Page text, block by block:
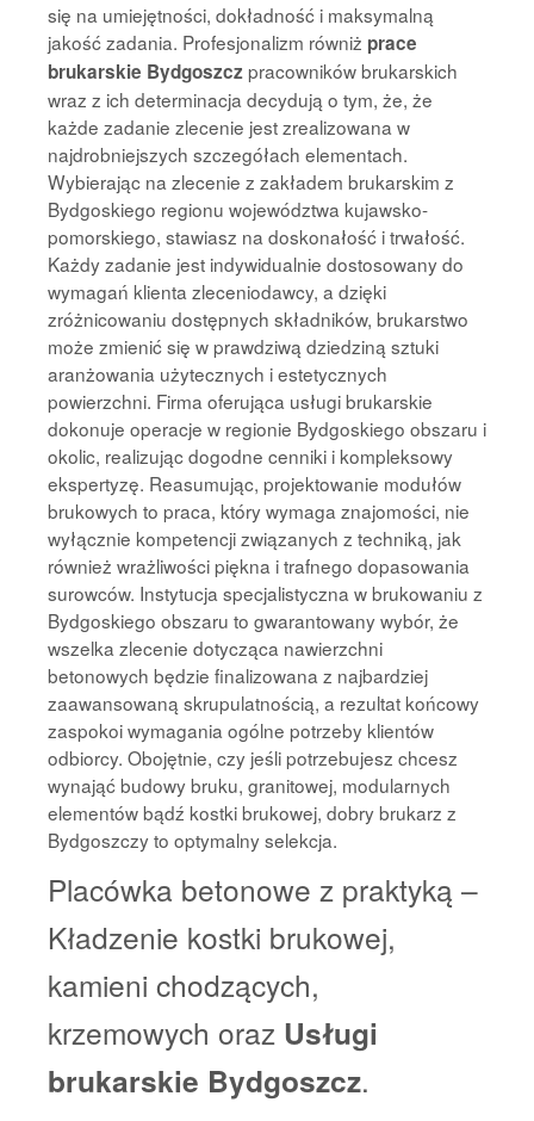
się na umiejętności, dokładność i maksymalną
jakość zadania. Profesjonalizm równiż prace
brukarskie Bydgoszczpracowników brukarskich
wraz z ich determinacja decydują o tym, że, że
każde zadanie zlecenie jest zrealizowana w
najdrobniejszych szczegółach elementach.
Wybierając na zlecenie z zakładem brukarskim z
Bydgoskiego regionu województwa kujawsko-
pomorskiego, stawiasz na doskonałość i trwałość.
Każdy zadanie jest indywidualnie dostosowany do
wymagań klienta zleceniodawcy, a dzięki
zróżnicowaniu dostępnych składników, brukarstwo
może zmienić się w prawdziwą dziedziną sztuki
aranżowania użytecznych i estetycznych
powierzchni. Firma oferująca usługi brukarskie
dokonuje operacje w regionie Bydgoskiego obszaru i
okolic, realizując dogodne cenniki i kompleksowy
ekspertyzę. Reasumując, projektowanie modułów
brukowych to praca, który wymaga znajomości, nie
wyłącznie kompetencji związanych z techniką, jak
również wrażliwości piękna i trafnego dopasowania
surowców. Instytucja specjalistyczna w brukowaniu z
Bydgoskiego obszaru to gwarantowany wybór, że
wszelka zlecenie dotycząca nawierzchni
betonowych będzie finalizowana z najbardziej
zaawansowaną skrupulatnością, a rezultat końcowy
zaspokoi wymagania ogólne potrzeby klientów
odbiorcy. Obojętnie, czy jeśli potrzebujesz chcesz
wynająć budowy bruku, granitowej, modularnych
elementów bądź kostki brukowej, dobry brukarz z
Bydgoszczy to optymalny selekcja.
Placówka betonowe z praktyką –
Kładzenie kostki brukowej,
kamieni chodzących,
krzemowych oraz Usługi
brukarskie Bydgoszcz.